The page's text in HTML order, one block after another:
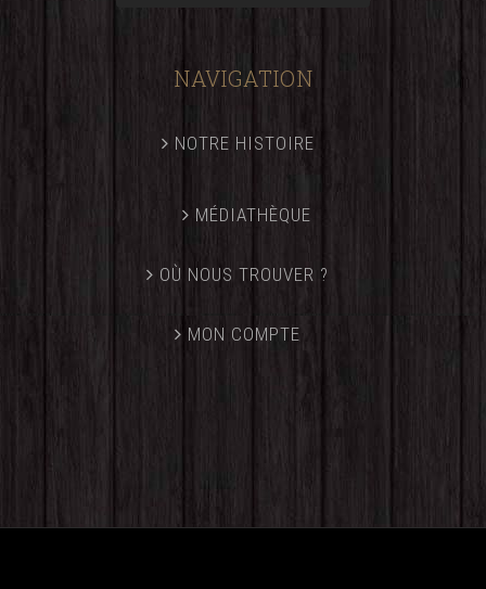
NAVIGATION
NOTRE HISTOIRE
MÉDIATHÈQUE
OÙ NOUS TROUVER ?
MON COMPTE